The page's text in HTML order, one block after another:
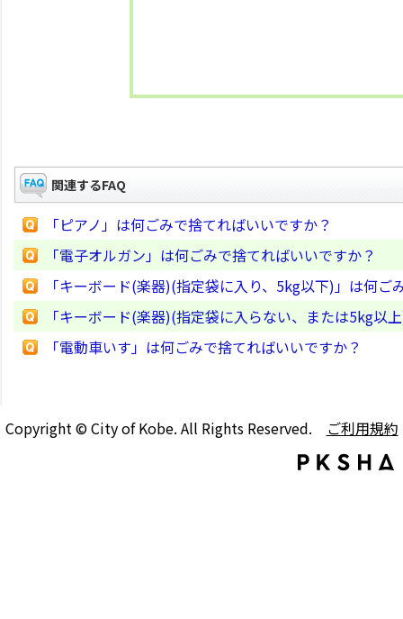
関連するFAQ
「ピアノ」は何ごみで捨てればいいですか？
「電子オルガン」は何ごみで捨てればいいですか？
「キーボード(楽器)(指定袋に入り、5kg以下)」は何ご
「キーボード(楽器)(指定袋に入らない、または5kg以
「電動車いす」は何ごみで捨てればいいですか？
Copyright © City of Kobe. All Rights Reserved. ご利用規約